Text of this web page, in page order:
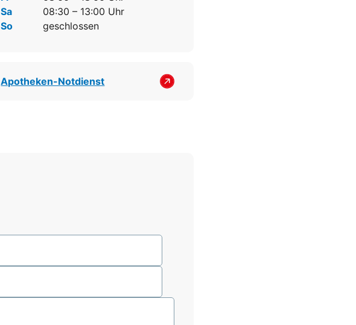
Sa
08:30 – 13:00 Uhr
So
geschlossen
Apotheken-Notdienst